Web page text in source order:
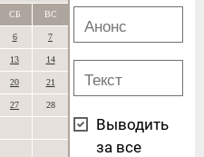
СБ ВС
6 7
13 14
20 21
27 28
Выводить
за все